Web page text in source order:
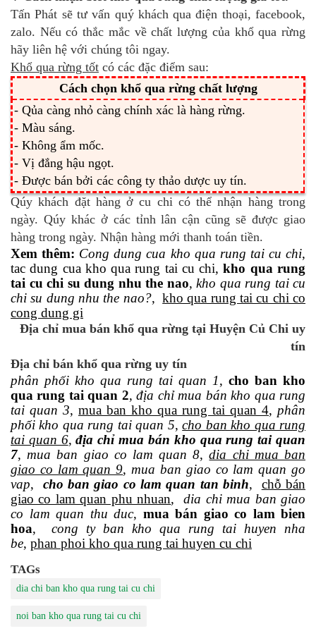
Tấn Phát sẽ tư vấn quý khách qua điện thoại, facebook,
zalo. Nếu có thắc mắc về chất lượng của khổ qua rừng
hãy liên hệ với chúng tôi ngay.
Khổ qua rừng tốt có các đặc điểm sau:
Cách chọn khổ qua rừng chất lượng
- Qủa càng nhỏ càng chính xác là hàng rừng.
- Màu sáng.
- Không ẩm mốc.
- Vị đắng hậu ngọt.
- Được bán bởi các công ty thảo dược uy tín.
Qúy khách đặt hàng ở cu chi có thể nhận hàng trong
ngày. Qúy khác ở các tỉnh lân cận cũng sẽ được giao
hàng trong ngày. Nhận hàng mới thanh toán tiền.
Xem thêm: Cong dung cua kho qua rung tai cu chi,
tac dung cua kho qua rung tai cu chi,kho qua rung
tai cu chi su dung nhu the nao, kho qua rung tai cu
chi su dung nhu the nao?,kho qua rung tai cu chi co
cong dung gi
Địa chỉ mua bán khổ qua rừng tại Huyện Củ Chi uy
tín
Địa chỉ bán khổ qua rừng uy tín
phân phối kho qua rung tai quan 1, cho ban kho
qua rung tai quan 2,địa chỉ mua bán kho qua rung
tai quan 3, mua ban kho qua rung tai quan 4, phân
phối kho qua rung tai quan 5,cho ban kho qua rung
tai quan 6,địa chỉ mua bán kho qua rung tai quan
7, mua ban giao co lam quan 8,dia chi mua ban
giao co lam quan 9, mua ban giao co lam quan go
vap, cho ban giao co lam quan tan binh, chỗ bán
giao co lam quan phu nhuan,dia chi mua ban giao
co lam quan thu duc, mua bán giao co lam bien
hoa,
cong ty ban kho qua rung tai huyen nha
be, phan phoi kho qua rung tai huyen cu chi
TAGs
dia chi ban kho qua rung tai cu chi
noi ban kho qua rung tai cu chi